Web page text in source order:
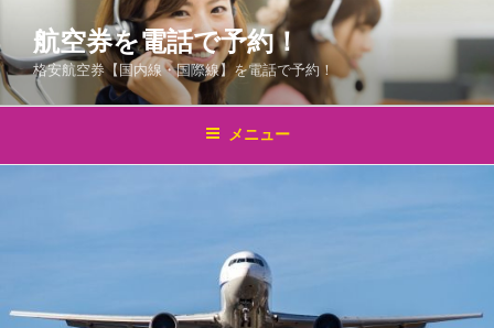
テ
ン
ス
航空券を電話で予約！
格安航空券【国内線・国際線】を電話で予約！
メニュー